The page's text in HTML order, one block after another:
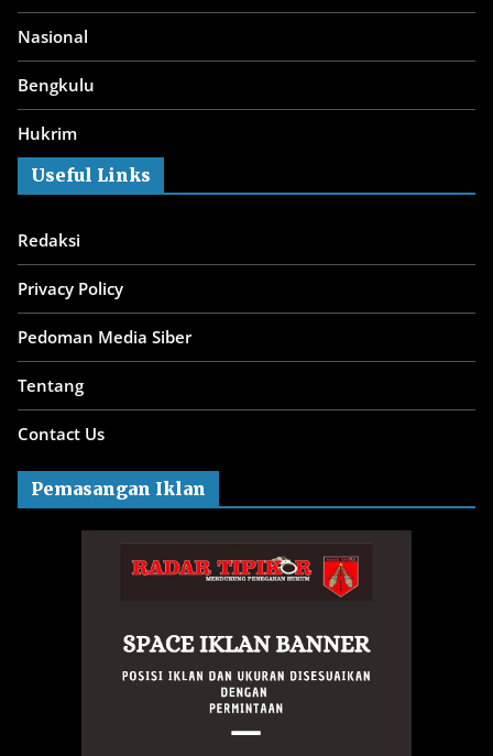
Nasional
Bengkulu
Hukrim
Useful Links
Redaksi
Privacy Policy
Pedoman Media Siber
Tentang
Contact Us
Pemasangan Iklan